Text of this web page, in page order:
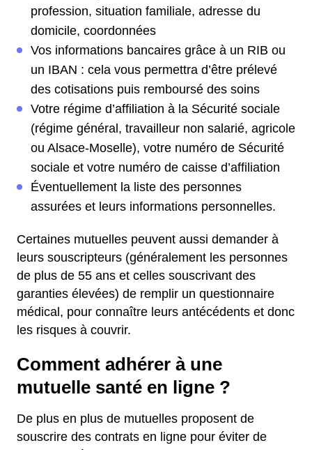
profession, situation familiale, adresse du
domicile, coordonnées
Vos informations bancaires grâce à un RIB ou
un IBAN : cela vous permettra d’être prélevé
des cotisations puis remboursé des soins
Votre régime d’affiliation à la Sécurité sociale
(régime général, travailleur non salarié, agricole
ou Alsace-Moselle), votre numéro de Sécurité
sociale et votre numéro de caisse d’affiliation
Éventuellement la liste des personnes
assurées et leurs informations personnelles.
Certaines mutuelles peuvent aussi demander à
leurs souscripteurs (généralement les personnes
de plus de 55 ans et celles souscrivant des
garanties élevées) de remplir un questionnaire
médical, pour connaître leurs antécédents et donc
les risques à couvrir.
Comment adhérer à une
mutuelle santé en ligne ?
De plus en plus de mutuelles proposent de
souscrire des contrats en ligne pour éviter de